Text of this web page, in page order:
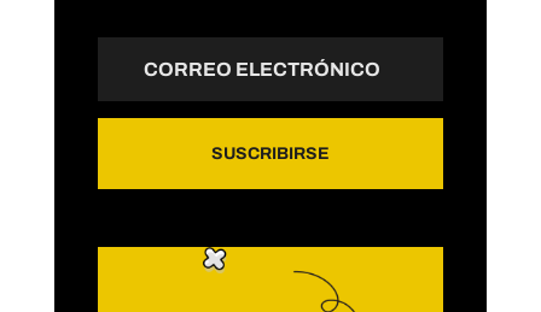
SUSCRIBIRSE